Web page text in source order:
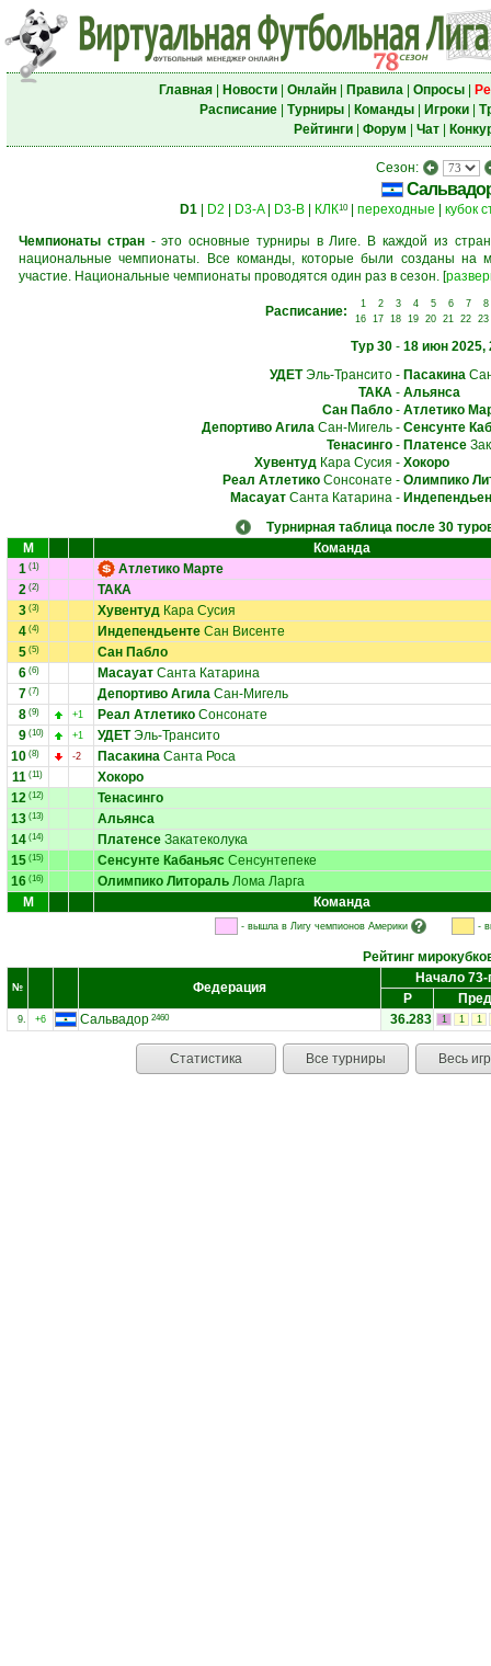
Главная| Новости| Онлайн| Правила| Опросы|
Расписание| Турниры| Команды| Игроки|
Рейтинги| Форум Чат|
Сезон:
D1 D2 D3-A| D3-B КЛК10| переходные кубок
Чемпионаты стран- это основные турниры в Лиге. В каждой из
национальные чемпионаты. Все команды, которые были созданы на
участие. Национальные чемпионаты проводятся один раз в сезон. [
Расписание: 1 2 3 4 5 6 7
8
16
17 18 19 20 21 22 23
Тур 30- 18 июн 2025,
УДЕТЭль-Трансито- Пасакина
ТАКА- Альянса
Сан Пабло- Атлетико
Депортиво АгилаСан-Мигель- Сенсунте
Тенасинго- Платенсе
ХувентудКара Сусия - Хокоро
Реал АтлетикоСонсонате - Олимпико
МасауатСанта Катарина-
Турнирная таблица после 30
М
Команда
1 (1)
Атлетико Марте
2 (2)
ТАКА
3 (3) Хувентуд Кара Сусия
4 (4) Индепендьенте Сан Висенте
5 (5)
Сан Пабло
6 (6) Масауат Санта Катарина
7 (7) Депортиво Агила Сан-Мигель
8 (9) +1 Реал Атлетико Сонсонате
9 (10) +1 УДЕТЭль-Трансито
10 (8) -2 Пасакина Санта Роса
11 (11)
Хокоро
12 (12)
Тенасинго
13 (13)
Альянса
14 (14) Платенсе Закатеколука
15 (15) Сенсунте Кабаньяс Сенсунтепеке
16 (16) Олимпико Литораль Лома Ларга
М
Команда
- вышла в Лигу чемпионов Америки -
Рейтинг
№ Федерация
Начало 73-
Р
9. +6 Сальвадор 2460 36.283 1 1 1
Статистика Все турниры Весь